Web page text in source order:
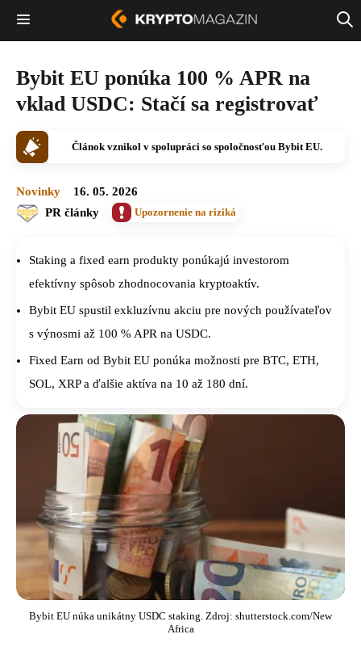
Bybit EU ponúka 100 % APR na
vklad USDC: Stačí sa registrovať
Článok vznikol v spolupráci so spoločnosťou Bybit EU.
Novinky
16. 05. 2026
PR články
Upozornenie na riziká
Staking a fixed earn produkty ponúkajú investorom
efektívny spôsob zhodnocovania kryptoaktív.
Bybit EU spustil exkluzívnu akciu pre nových používateľov
s výnosmi až 100 % APR na USDC.
Fixed Earn od Bybit EU ponúka možnosti pre BTC, ETH,
SOL, XRP a ďalšie aktíva na 10 až 180 dní.
Bybit EU núka unikátny USDC staking. Zdroj: shutterstock.com/New
Africa